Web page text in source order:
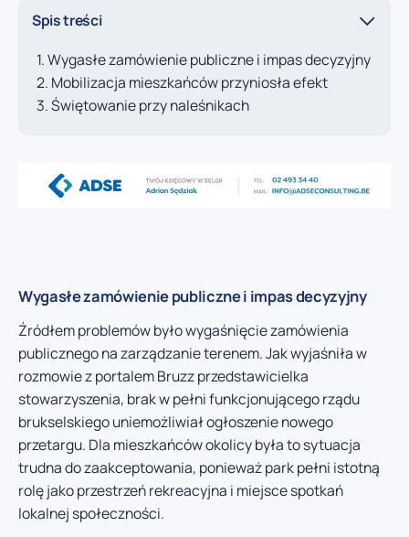
Spis treści
Wygasłe zamówienie publiczne i impas decyzyjny
Mobilizacja mieszkańców przyniosła efekt
Świętowanie przy naleśnikach
Wygasłe zamówienie publiczne i impas decyzyjny
Źródłem problemów było wygaśnięcie zamówienia
publicznego na zarządzanie terenem. Jak wyjaśniła w
rozmowie z portalem Bruzz przedstawicielka
stowarzyszenia, brak w pełni funkcjonującego rządu
brukselskiego uniemożliwiał ogłoszenie nowego
przetargu. Dla mieszkańców okolicy była to sytuacja
trudna do zaakceptowania, ponieważ park pełni istotną
rolę jako przestrzeń rekreacyjna i miejsce spotkań
lokalnej społeczności.